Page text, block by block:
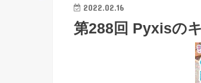
2022.02.16
第288回 Pyxisの